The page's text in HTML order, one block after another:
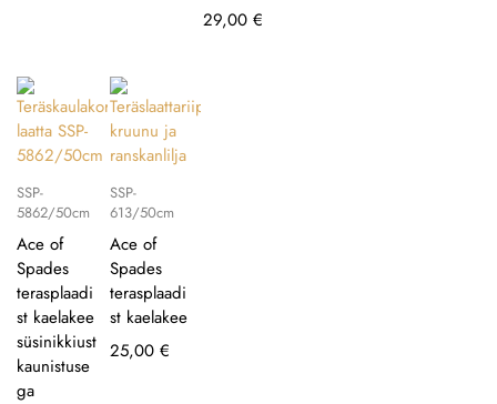
29,00 €
SSP-
5862/50cm
Ace of
Spades
terasplaadi
st kaelakee
süsinikkiust
kaunistuse
ga
SSP-
613/50cm
Ace of
Spades
terasplaadi
st kaelakee
25,00 €